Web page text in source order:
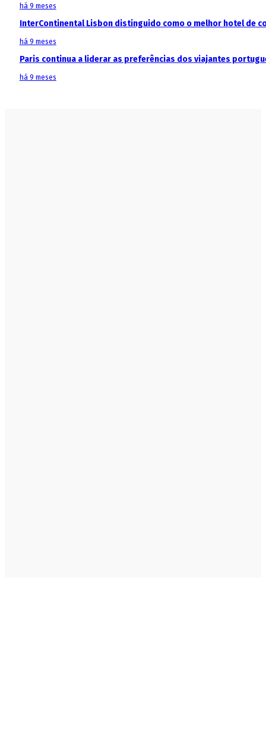
há 9 meses
InterContinental Lisbon distinguido como o melhor hotel de
há 9 meses
Paris continua a liderar as preferências dos viajantes
há 9 meses